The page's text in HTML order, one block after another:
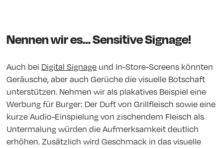
Nennen wir es… Sensitive Signage!
Auch bei Digital Signage und In-Store-Screens könnten
Geräusche, aber auch Gerüche die visuelle Botschaft
unterstützen. Nehmen wir als plakatives Beispiel eine
Werbung für Burger: Der Duft von Grillfleisch sowie eine
kurze Audio-Einspielung von zischendem Fleisch als
Untermalung würden die Aufmerksamkeit deutlich
erhöhen. Zusätzlich wird Geschmack in das visuelle